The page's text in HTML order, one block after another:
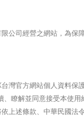
公司經營之網站，為保
灣官方網站個人資料保
瞭解並同意接受本使
上述條款、中華民國法